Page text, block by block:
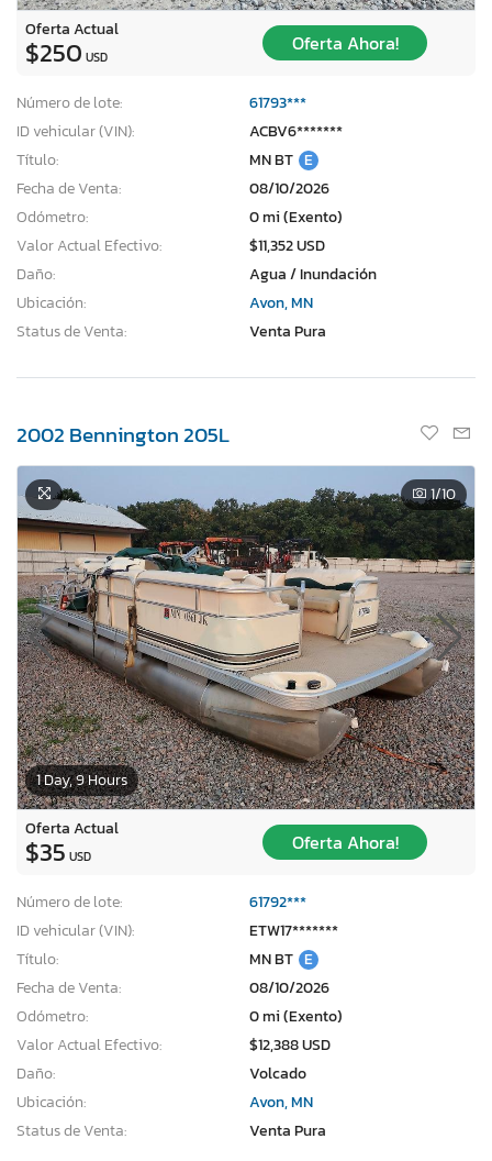
Oferta Actual
$250 USD
Oferta Ahora!
Número de lote:
61793***
ID vehicular (VIN):
ACBV6*******
Título:
MN BT E
Fecha de Venta:
08/10/2026
Odómetro:
0 mi (Exento)
Valor Actual Efectivo:
$11,352 USD
Daño:
Agua / Inundación
Ubicación:
Avon, MN
Status de Venta:
Venta Pura
2002 Bennington 205L
1 Day, 9 Hours
1/10
Oferta Actual
$35 USD
Oferta Ahora!
Número de lote:
61792***
ID vehicular (VIN):
ETW17*******
Título:
MN BT E
Fecha de Venta:
08/10/2026
Odómetro:
0 mi (Exento)
Valor Actual Efectivo:
$12,388 USD
Daño:
Volcado
Ubicación:
Avon, MN
Status de Venta:
Venta Pura